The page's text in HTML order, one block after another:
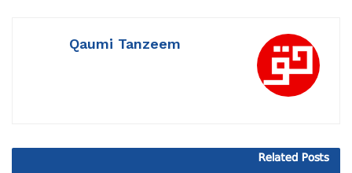
Qaumi Tanzeem
Related Posts